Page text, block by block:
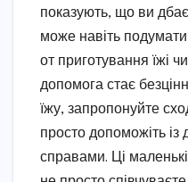
показують, що ви
може навіть
от приготування їжі
допомога стає
їжу, запропонуйте
просто допоможіть
справами. Ці